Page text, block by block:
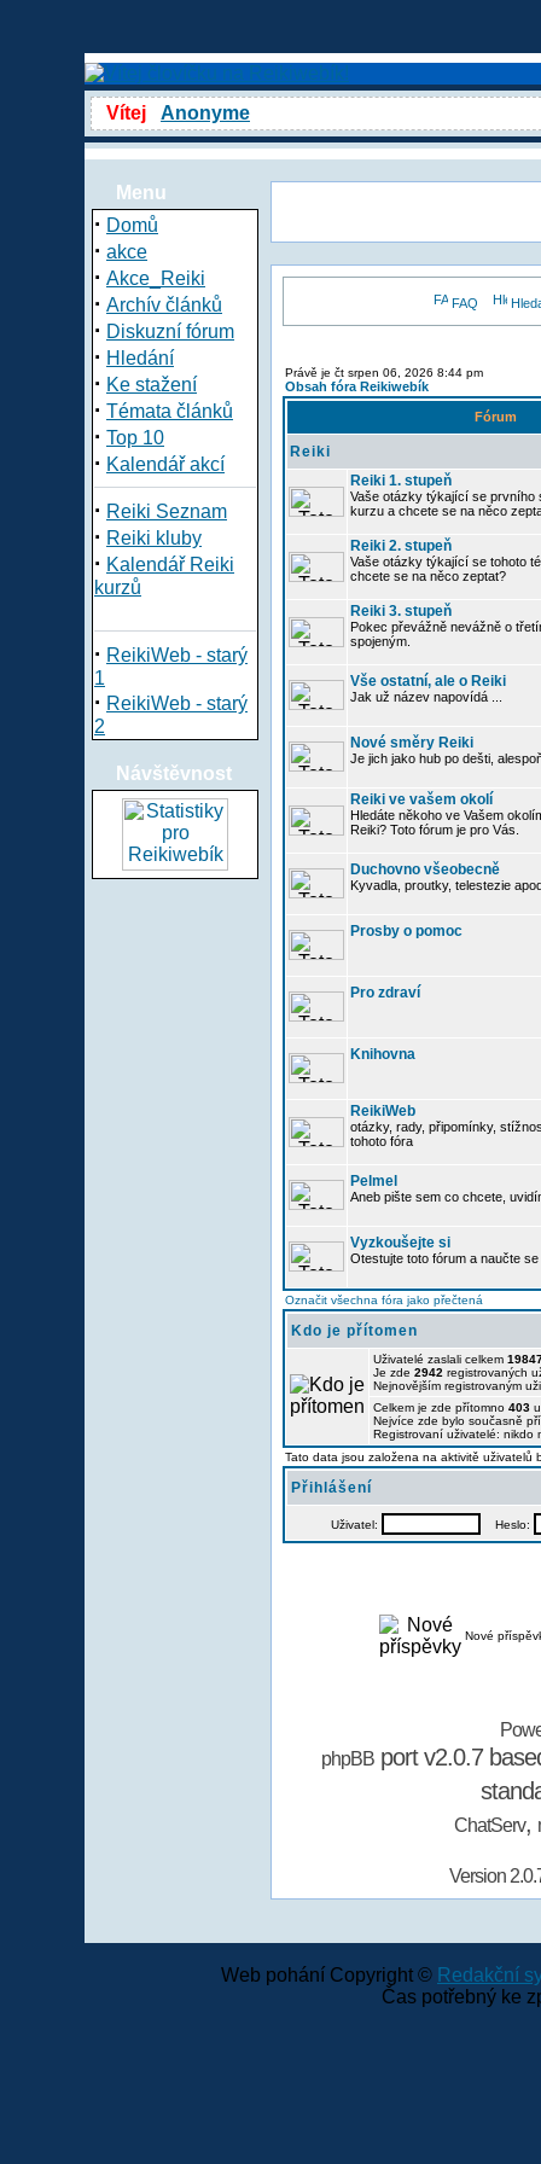
Vítej Anonyme
Menu
· Domů
· akce
· Akce_Reiki
· Archív článků
· Diskuzní fórum
· Hledání
· Ke stažení
· Témata článků
· Top 10
· Kalendář akcí
· Reiki Seznam
· Reiki kluby
· Kalendář Reiki
kurzů
· ReikiWeb - starý
1
· ReikiWeb - starý
2
Návštěvnost
FAQ
Právě je čt srpen 06, 2026 8:44 pm
Obsah fóra Reikiwebík
Fórum
Reiki
Reiki 1. stupeň
Vaše otázky týkající se prvního
kurzu a chcete se na něco
Reiki 2. stupeň
Vaše otázky týkající se tohoto
chcete se na něco zeptat?
Reiki 3. stupeň
Pokec převážně nevážně o
spojeným.
Vše ostatní, ale o Reiki
Jak už název napovídá ...
Nové směry Reiki
Je jich jako hub po dešti,
Reiki ve vašem okolí
Hledáte někoho ve Vašem
Reiki? Toto fórum je pro Vás.
Duchovno všeobecně
Kyvadla, proutky, telestezie
Prosby o pomoc
Pro zdraví
Knihovna
ReikiWeb
otázky, rady, připomínky,
tohoto fóra
Pelmel
Aneb pište sem co chcete,
Vyzkoušejte si
Otestujte toto fórum a naučte
Označit všechna fóra jako přečtená
Kdo je přítomen
Uživatelé zaslali celkem
Je zde 2942 registrovaných
Nejnovějším registrovaným
Celkem je zde přítomno 403
Nejvíce zde bylo současně
Registrovaní uživatelé: nikdo
Tato data jsou založena na aktivitě uživatelů
Přihlášení
Uživatel: Heslo:
Nové
phpBBport v2.0.7
ChatServ,
Version
Web pohání Copyright © Redakční
Čas potřebný ke